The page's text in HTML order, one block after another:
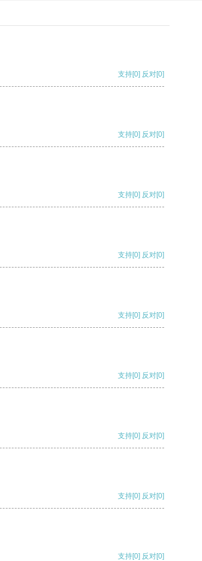
支持[0] 反对[0]
支持[0] 反对[0]
支持[0] 反对[0]
支持[0] 反对[0]
支持[0] 反对[0]
支持[0] 反对[0]
支持[0] 反对[0]
支持[0] 反对[0]
支持[0] 反对[0]